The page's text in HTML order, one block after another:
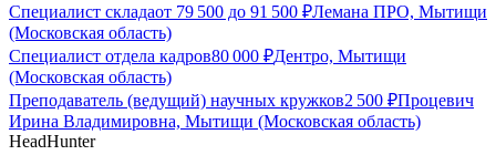
Специалист складаот 79 500 до 91 500 ₽Лемана ПРО, Мытищи
(Московская область)
Специалист отдела кадров80 000 ₽Дентро, Мытищи
(Московская область)
Преподаватель (ведущий) научных кружков2 500 ₽Процевич
Ирина Владимировна, Мытищи (Московская область)
HeadHunter